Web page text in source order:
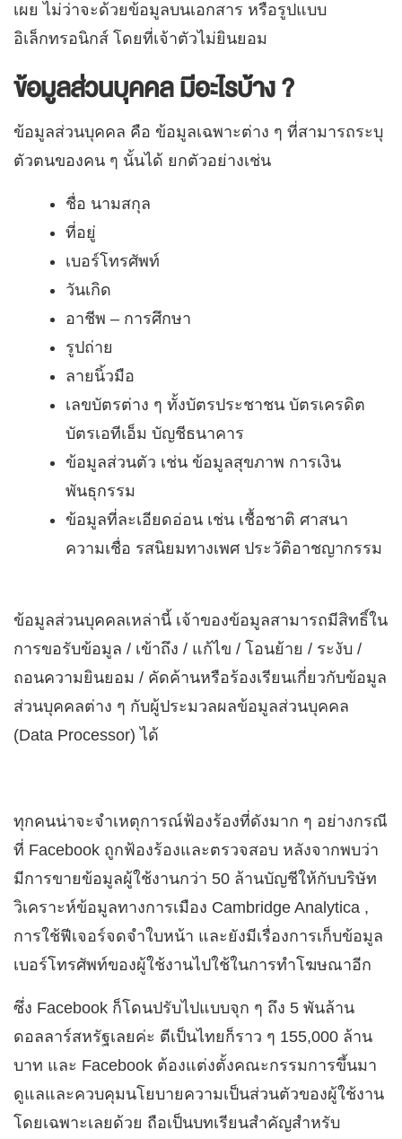
เผย ไม่ว่าจะด้วยข้อมูลบนเอกสาร หรือรูปแบบ
อิเล็กทรอนิกส์ โดยที่เจ้าตัวไม่ยินยอม
ข้อมูลส่วนบุคคล มีอะไรบ้าง ?
ข้อมูลส่วนบุคคล คือ ข้อมูลเฉพาะต่าง ๆ ที่สามารถระบุ
ตัวตนของคน ๆ นั้นได้ ยกตัวอย่างเช่น
ชื่อ นามสกุล
ที่อยู่ ​
เบอร์โทรศัพท์
วันเกิด
อาชีพ – การศึกษา
รูปถ่าย
ลายนิ้วมือ
เลขบัตรต่าง ๆ ทั้งบัตรประชาชน บัตรเครดิต
บัตรเอทีเอ็ม บัญชีธนาคาร
ข้อมูลส่วนตัว เช่น ข้อมูลสุขภาพ การเงิน
พันธุกรรม
​ข้อมูลที่ละเอียดอ่อน เช่น เชื้อชาติ ศาสนา
ความเชื่อ รสนิยมทางเพศ ประวัติอาชญากรรม
ข้อมูลส่วนบุคคลเหล่านี้ เจ้าของข้อมูลสามารถมีสิทธิ์ใน
การขอรับข้อมูล / เข้าถึง / แก้ไข / โอนย้าย / ระงับ /
ถอนความยินยอม / คัดค้านหรือร้องเรียนเกี่ยวกับข้อมูล
ส่วนบุคคลต่าง ๆ กับผู้ประมวลผลข้อมูลส่วนบุคคล
(Data Processor) ได้
ทุกคนน่าจะจำเหตุการณ์ฟ้องร้องที่ดังมาก ๆ อย่างกรณี
ที่ Facebook ถูกฟ้องร้องและตรวจสอบ หลังจากพบว่า
มีการขายข้อมูลผู้ใช้งานกว่า 50 ล้านบัญชีให้กับบริษัท
วิเคราะห์ข้อมูลทางการเมือง Cambridge Analytica ,
การใช้ฟีเจอร์จดจำใบหน้า และยังมีเรื่องการเก็บข้อมูล
เบอร์โทรศัพท์ของผู้ใช้งานไปใช้ในการทำโฆษณาอีก
ซึ่ง Facebook ก็โดนปรับไปแบบจุก ๆ ถึง 5 พันล้าน
ดอลลาร์สหรัฐเลยค่ะ ตีเป็นไทยก็ราว ๆ 155,000 ล้าน
บาท และ Facebook ต้องแต่งตั้งคณะกรรมการขึ้นมา
ดูแลและควบคุมนโยบายความเป็นส่วนตัวของผู้ใช้งาน
โดยเฉพาะเลยด้วย ถือเป็นบทเรียนสำคัญสำหรับ